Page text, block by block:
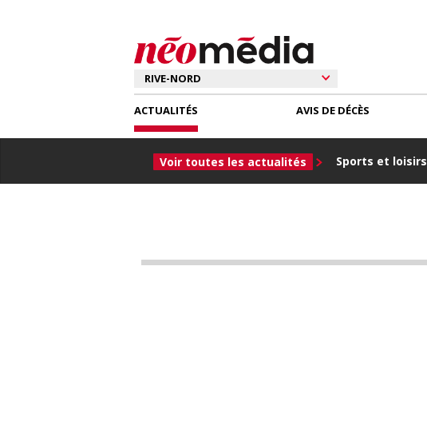
ACTUALITÉS
Voir toutes les actualités Sports et loisirs
AVIS DE DÉCÈS